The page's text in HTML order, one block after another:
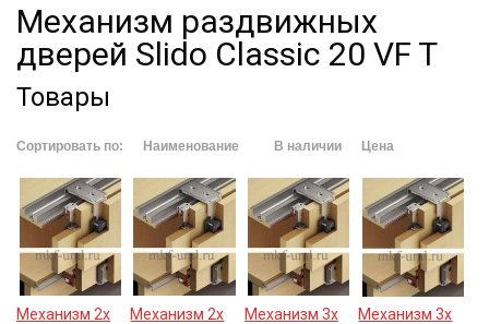
Механизм раздвижных
дверей Slido Classic 20 VF T
Товары
Сортировать по: Наименование В наличии Цена
Механизм 2х
Механизм 2х
Механизм 3х
Механизм 3х